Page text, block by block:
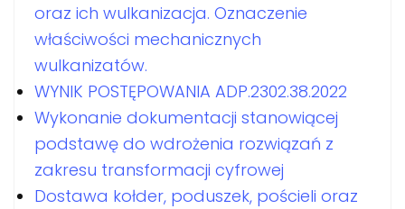
oraz ich wulkanizacja. Oznaczenie
właściwości mechanicznych
wulkanizatów.
WYNIK POSTĘPOWANIA ADP.2302.38.2022
Wykonanie dokumentacji stanowiącej
podstawę do wdrożenia rozwiązań z
zakresu transformacji cyfrowej
Dostawa kołder, poduszek, pościeli oraz